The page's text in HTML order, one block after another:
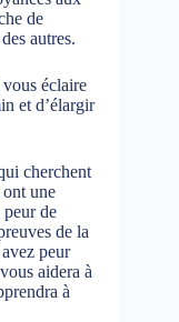
de
autres.
éclaire
et d’élargir
cherchent
une
de
de la
peur
aidera à
à